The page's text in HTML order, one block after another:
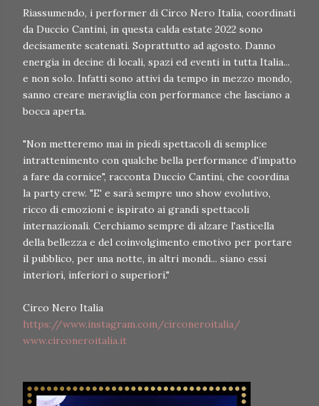
Riassumendo, i performer di Circo Nero Italia, coordinati
da Duccio Cantini, in questa calda estate 2022 sono
decisamente scatenati. Soprattutto ad agosto. Danno
energia in decine di locali, spazi ed eventi in tutta Italia...
e non solo. Infatti sono attivi da tempo in mezzo mondo,
sanno creare meraviglia con performance che lasciano a
bocca aperta.
"Non metteremo mai in piedi spettacoli di semplice
intrattenimento con qualche bella performance d'impatto
a fare da cornice", racconta Duccio Cantini, che coordina
la party crew. "E' e sarà sempre uno show evolutivo,
ricco di emozioni e ispirato ai grandi spettacoli
internazionali. Cerchiamo sempre di alzare l'asticella
della bellezza e del coinvolgimento emotivo per portare
il pubblico, per una notte, in altri mondi... siano essi
interiori, inferiori o superiori."
Circo Nero Italia
https://www.instagram.com/circoneroitalia/
www.circoneroitalia.it